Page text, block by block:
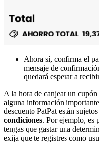
Ahora sí, confirma el
mensaje de
quedará esperar a
A la hora de canjear un
alguna información
descuento PatPat están
condiciones. Por ejemplo, es
tengas que gastar una
exija que te registres como